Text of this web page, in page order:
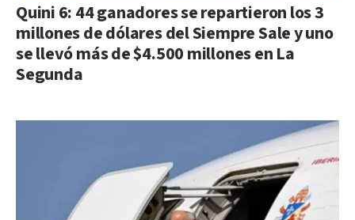
Quini 6: 44 ganadores se repartieron los 3
millones de dólares del Siempre Sale y uno
se llevó más de $4.500 millones en La
Segunda